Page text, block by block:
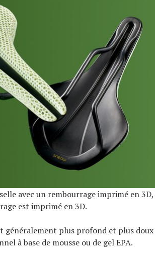
avec un rembourrage imprimé en
est imprimé en 3D.
généralement plus profond et plus
à base de mousse ou de gel EPA.